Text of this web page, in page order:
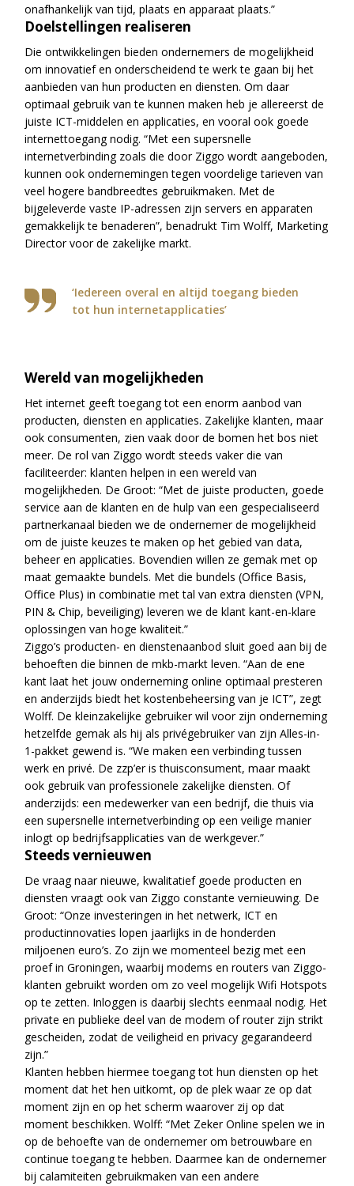
onafhankelijk van tijd, plaats en apparaat plaats.”
Doelstellingen realiseren
Die ontwikkelingen bieden ondernemers de mogelijkheid
om innovatief en onderscheidend te werk te gaan bij het
aanbieden van hun producten en diensten. Om daar
optimaal gebruik van te kunnen maken heb je allereerst de
juiste ICT-middelen en applicaties, en vooral ook goede
internettoegang nodig. “Met een supersnelle
internetverbinding zoals die door Ziggo wordt aangeboden,
kunnen ook ondernemingen tegen voordelige tarieven van
veel hogere bandbreedtes gebruikmaken. Met de
bijgeleverde vaste IP-adressen zijn servers en apparaten
gemakkelijk te benaderen”, benadrukt Tim Wolff, Marketing
Director voor de zakelijke markt.
‘Iedereen overal en altijd toegang bieden
tot hun internetapplicaties’
Wereld van mogelijkheden
Het internet geeft toegang tot een enorm aanbod van
producten, diensten en applicaties. Zakelijke klanten, maar
ook consumenten, zien vaak door de bomen het bos niet
meer. De rol van Ziggo wordt steeds vaker die van
faciliteerder: klanten helpen in een wereld van
mogelijkheden. De Groot: “Met de juiste producten, goede
service aan de klanten en de hulp van een gespecialiseerd
partnerkanaal bieden we de ondernemer de mogelijkheid
om de juiste keuzes te maken op het gebied van data,
beheer en applicaties. Bovendien willen ze gemak met op
maat gemaakte bundels. Met die bundels (Office Basis,
Office Plus) in combinatie met tal van extra diensten (VPN,
PIN & Chip, beveiliging) leveren we de klant kant-en-klare
oplossingen van hoge kwaliteit.”
Ziggo’s producten- en dienstenaanbod sluit goed aan bij de
behoeften die binnen de mkb-markt leven. “Aan de ene
kant laat het jouw onderneming online optimaal presteren
en anderzijds biedt het kostenbeheersing van je ICT”, zegt
Wolff. De kleinzakelijke gebruiker wil voor zijn onderneming
hetzelfde gemak als hij als privégebruiker van zijn Alles-in-
1-pakket gewend is. “We maken een verbinding tussen
werk en privé. De zzp’er is thuisconsument, maar maakt
ook gebruik van professionele zakelijke diensten. Of
anderzijds: een medewerker van een bedrijf, die thuis via
een supersnelle internetverbinding op een veilige manier
inlogt op bedrijfsapplicaties van de werkgever.”
Steeds vernieuwen
De vraag naar nieuwe, kwalitatief goede producten en
diensten vraagt ook van Ziggo constante vernieuwing. De
Groot: “Onze investeringen in het netwerk, ICT en
productinnovaties lopen jaarlijks in de honderden
miljoenen euro’s. Zo zijn we momenteel bezig met een
proef in Groningen, waarbij modems en routers van Ziggo-
klanten gebruikt worden om zo veel mogelijk Wifi Hotspots
op te zetten. Inloggen is daarbij slechts eenmaal nodig. Het
private en publieke deel van de modem of router zijn strikt
gescheiden, zodat de veiligheid en privacy gegarandeerd
zijn.”
Klanten hebben hiermee toegang tot hun diensten op het
moment dat het hen uitkomt, op de plek waar ze op dat
moment zijn en op het scherm waarover zij op dat
moment beschikken. Wolff: “Met Zeker Online spelen we in
op de behoefte van de ondernemer om betrouwbare en
continue toegang te hebben. Daarmee kan de ondernemer
bij calamiteiten gebruikmaken van een andere